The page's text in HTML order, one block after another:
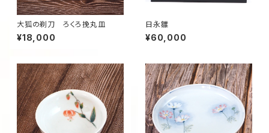
大狐の剃刀 ろくろ挽丸皿
¥18,000
日永雛
¥60,000